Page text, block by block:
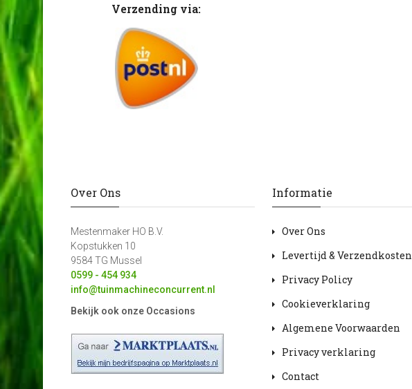
Verzending via:
Over Ons
Mestenmaker HO B.V.
Kopstukken 10
9584 TG Mussel
0599 - 454 934
info@tuinmachineconcurrent.nl
Bekijk ook onze Occasions
Informatie
Over Ons
Levertijd & Verzendkosten
Privacy Policy
Cookieverklaring
Algemene Voorwaarden
Privacy verklaring
Contact